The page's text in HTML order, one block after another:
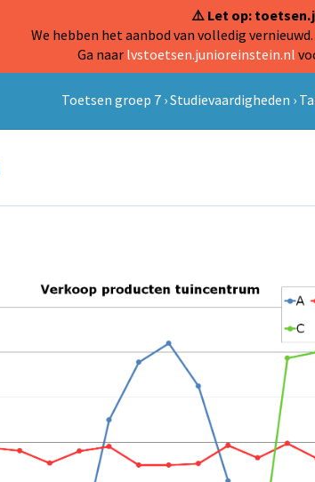
⚠️ Let op:
We hebben het aanbod van volledig
Ga naar lvstoetsen.junioreinstein.nl
Toetsen groep 7 ›Studievaardigheden ›